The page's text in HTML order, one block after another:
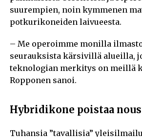
suurempien, noin kymmenen
potkurikoneiden laivueesta.
– Me operoimme monilla
seurauksista kärsivillä alueilla,
teknologian merkitys on meillä
Ropponen sanoi.
Hybridikone poistaa
Tuhansia ”tavallisia”